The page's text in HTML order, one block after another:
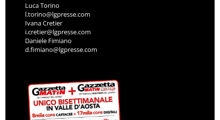
Luca Torino
l.torino@lgpresse.com
Ivana Cretier
i.cretier@lgpresse.com
Daniele Fimiano
d.fimiano@lgpresse.com